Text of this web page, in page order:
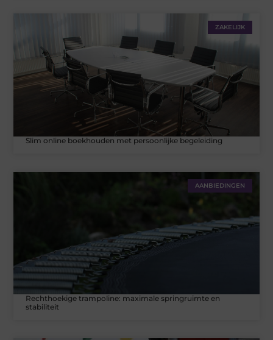
ZAKELIJK
Slim online boekhouden met persoonlijke begeleiding
AANBIEDINGEN
Rechthoekige trampoline: maximale springruimte en
stabiliteit